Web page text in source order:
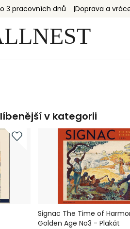
3 pracovních dnů Doprava a
v kategorii
Signac The Time of
Golden Age No3 - Plakát